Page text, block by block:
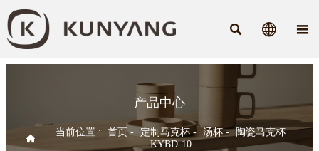
  
产品中心
 当前位置 : 首页- 定制马克杯- 汤杯- 陶瓷马克杯
KYBD-10